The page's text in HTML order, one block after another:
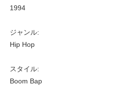
1994
ジャンル:
Hip Hop
スタイル:
Boom Bap